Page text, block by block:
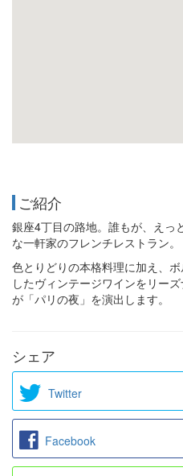
ご紹介
銀座4丁目の路地。誰もが、えっ
な一軒家のフレンチレストラン。
色とりどりの本格料理に加え、
したヴィンテージワインをリー
が「パリの夜」を演出します。
シェア
Twitter
Facebook